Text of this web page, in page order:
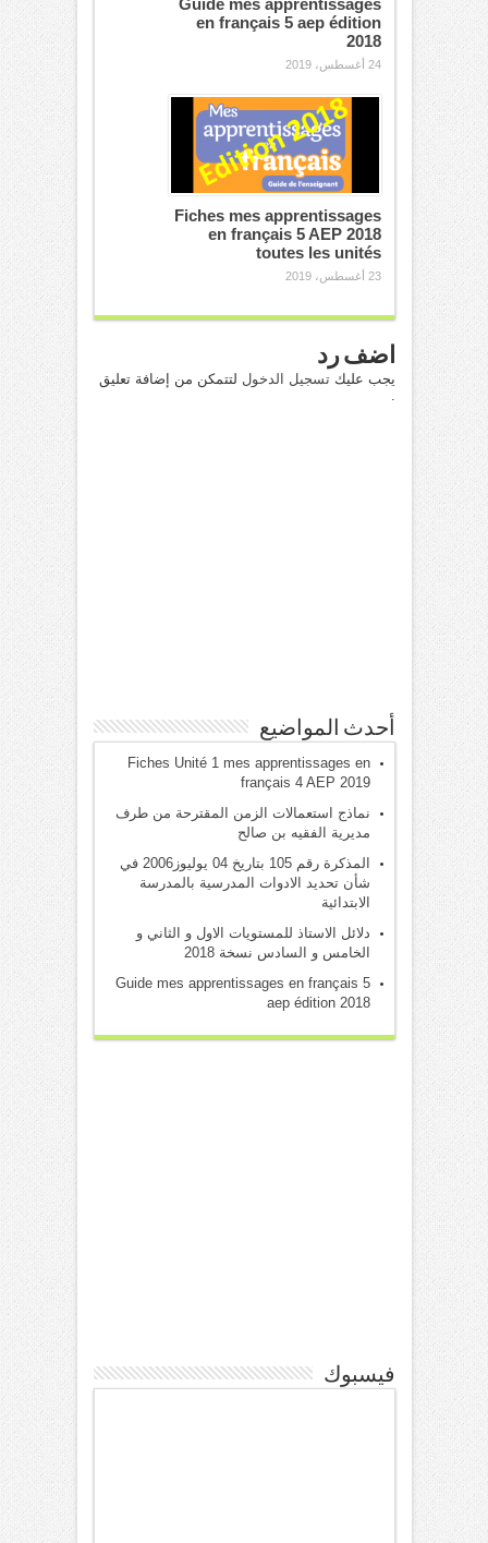
en français 5 aep édition
2018
24 أغسطس، 2019
Fiches mes apprentissages
en français 5 AEP 2018
toutes les unités
23 أغسطس، 2019
اضف رد
يجب عليكتسجيل الدخول لتتمكن من إضافة تعليق
.
أحدث المواضيع
Fiches Unité 1 mes apprentissages en
français 4 AEP 2019
نماذج استعمالات الزمن المقترحة من طرف
مديرية الفقيه بن صالح
المذكرة رقم 105 بتاريخ 04 يوليوز2006 في
شأن تحديد الادوات المدرسية بالمدرسة
الابتدائية
دلائل الاستاذ للمستويات الاول و الثاني و
الخامس و السادس نسخة 2018
Guide mes apprentissages en français 5
aep édition 2018
فيسبوك